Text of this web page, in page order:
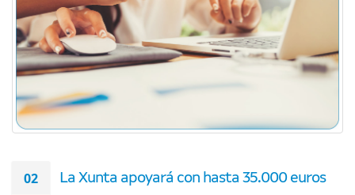
02 La Xunta apoyará con hasta 35.000 euros